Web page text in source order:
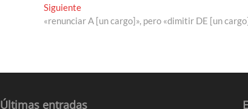
SiguienteEntrada
siguiente:
«renunciar A [un cargo]», pero «dimitir DE [un
Últimas entradas